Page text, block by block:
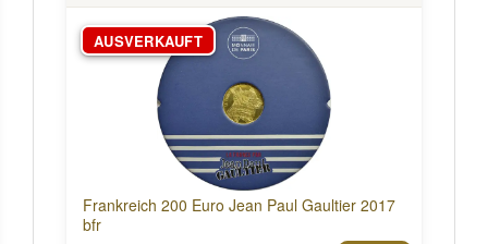
AUSVERKAUFT
Frankreich 200 Euro Jean Paul Gaultier 2017
bfr